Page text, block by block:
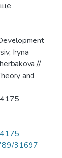
Iryna
//
and
31697